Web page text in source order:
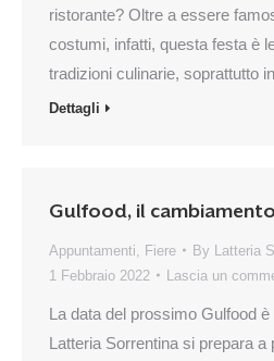
ristorante? Oltre a essere
costumi, infatti, questa festa è
tradizioni culinarie, soprattutto
Dettagli
Gulfood, il
Appuntamenti Fiere By Latteria
1 Febbraio 2022
Lascia un
La data del prossimo Gulfood
Latteria Sorrentina si prepara a